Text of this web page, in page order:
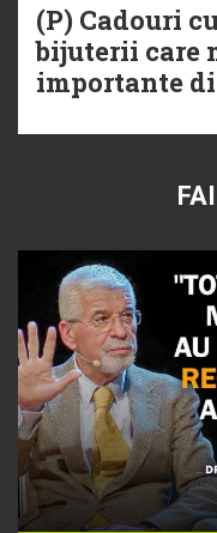
(P) Cadouri
bijuterii care
importante